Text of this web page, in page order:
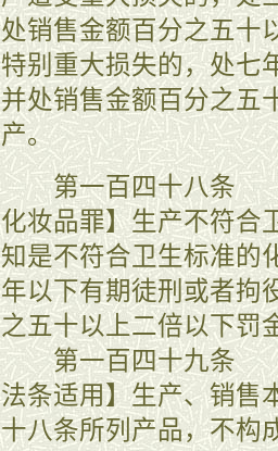
处销售金额百分之五十
特别重大损失的，处七
并处销售金额百分之五
产。
第一百四十八条 【
化妆品罪】生产不符合
知是不符合卫生标准的
年以下有期徒刑或者拘
之五十以上二倍以下罚
第一百四十九条 【
法条适用】生产、销售
十八条所列产品，不构